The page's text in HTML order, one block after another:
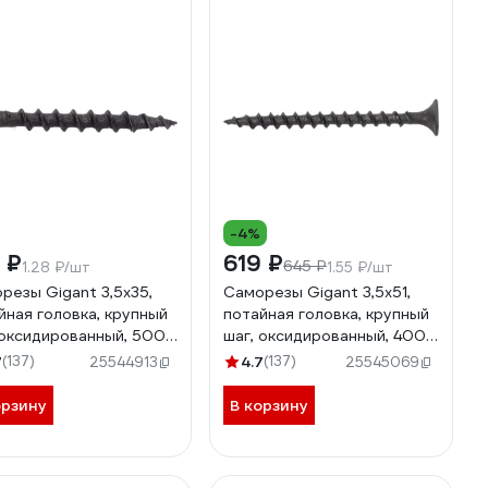
₽1.28 ₽/шт
Gigant 3,5x35,
головка, крупный
500
(137) 25544913
-4%
619 ₽645 ₽1.55 ₽/шт
Саморезы Gigant 3,5x51,
потайная головка, крупный
шаг, оксидированный, 400
шт. 123552
4.7(137) 25545069
В корзину